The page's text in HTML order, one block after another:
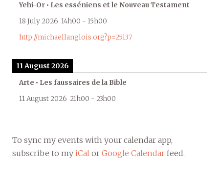
Yehi-Or • Les esséniens et le Nouveau Testament
18 July 2026 14h00 - 15h00
http://michaellanglois.org?p=25137
11 August 2026
Arte • Les faussaires de la Bible
11 August 2026 21h00 - 23h00
To sync my events with your calendar app,
subscribe to my iCal or Google Calendar feed.